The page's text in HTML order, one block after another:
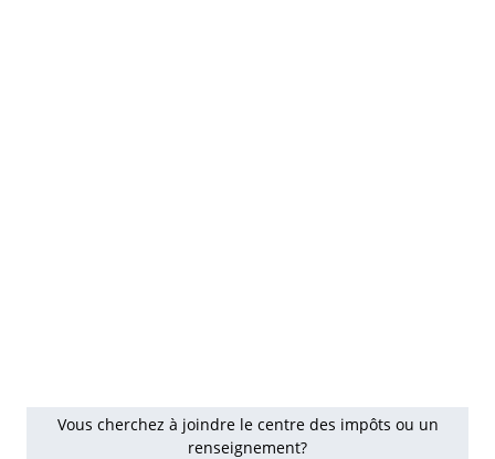
Vous cherchez à joindre le centre des impôts ou un
renseignement?